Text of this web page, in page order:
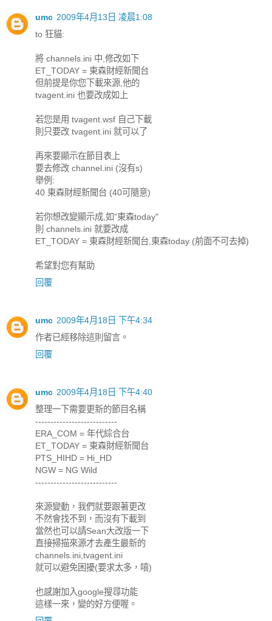
umc 2009年4月13日 凌晨1:08
to 狂貓:
將 channels.ini 中,修改如下
ET_TODAY = 東森財經新聞台
但前提是你您下載來源,他的
tvagent.ini 也要改成如上
若您是用 tvagent.wsf 自己下載
則只要改 tvagent.ini 就可以了
再來要顯示在節目表上
要去修改 channel.ini (沒有s)
舉例:
40 東森財經新聞台 (40可隨意)
若你想改變顯示成,如"東森today"
則 channels.ini 就要改成
ET_TODAY = 東森財經新聞台,東森today (前面不可去掉)
希望對您有幫助
回覆
umc 2009年4月18日 下午4:34
作者已經移除這則留言。
回覆
umc 2009年4月18日 下午4:40
整理一下需要更新的節目名稱
---------------------------
ERA_COM = 年代綜合台
ET_TODAY = 東森財經新聞台
PTS_HIHD = Hi_HD
NGW = NG Wild
---------------------------
來源變動，我們就要跟著更改
不然會找不到，而沒有下載到
當然也可以請Sean大改版一下
直接掃描來源才去產生最新的
channels.ini,tvagent.ini
就可以避免困擾(要求太多，嘻)
也感謝加入google搜尋功能
這樣一來，變的好方便喔。